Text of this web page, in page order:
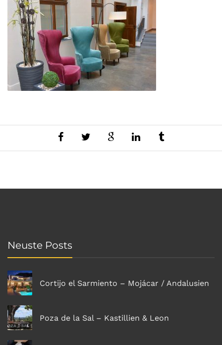
Neuste Posts
Cortijo el Sarmiento – Mojácar / Andalusien
Poza de la Sal – Kastillien & Leon